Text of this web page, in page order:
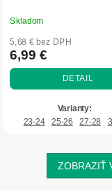
Skladom
5,68 € bez DPH
6,99 €
DETAIL
23-24 25-26 27-28
ZOBRAZIŤ